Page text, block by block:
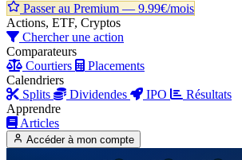
Passer au Premium — 9.99€/mois
Actions, ETF, Cryptos
Chercher une action
Comparateurs
Courtiers
Placements
Calendriers
Splits
Dividendes IPO
Résultats
Apprendre
Articles
Accéder à mon compte